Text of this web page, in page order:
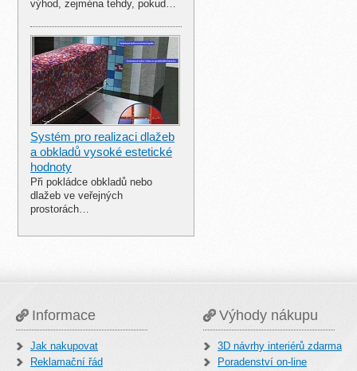
výhod, zejména tehdy, pokud…
Systém pro realizaci dlažeb
a obkladů vysoké estetické
hodnoty
Při pokládce obkladů nebo
dlažeb ve veřejných
prostorách…
Informace
Jak nakupovat
Reklamační řád
Výhody nákupu
3D návrhy interiérů zdarma
Poradenství on-line